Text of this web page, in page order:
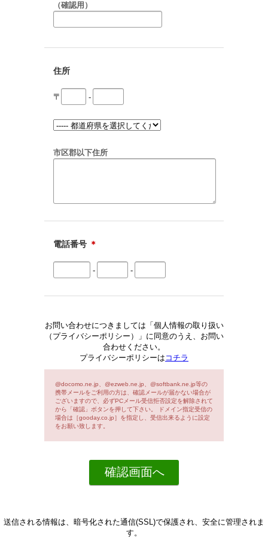
（確認用）
住所
〒 -
市区郡以下住所
電話番号 ＊
- -
お問い合わせにつきましては「個人情報の取り扱い
（プライバシーポリシー）」に同意のうえ、お問い
合わせください。
プライバシーポリシーは コチラ
@docomo.ne.jp、@ezweb.ne.jp、@softbank.ne.jp等の
携帯メールをご利用の方は、確認メールが届かない場合が
ございますので、必ずPCメール受信拒否設定を解除されて
から「確認」ボタンを押して下さい。 ドメイン指定受信の
場合は［gooday.co.jp］を指定し、受信出来るように設定
をお願い致します。
送信される情報は、暗号化された通信(SSL)で保護され、安全に管理されま
す。